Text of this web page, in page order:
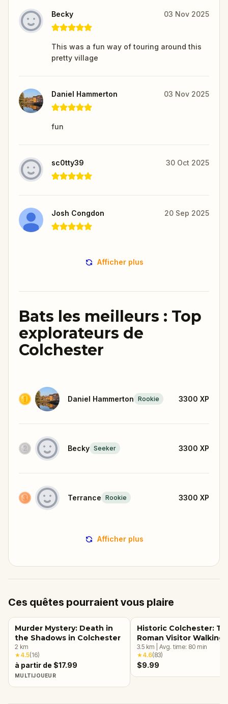
Becky 03 Nov 2025
This was a fun way of touring around this
pretty village
Daniel Hammerton 03 Nov 2025
fun
sc0tty39 30 Oct 2025
Josh Congdon 20 Sep 2025
Afficher plus
Bats les meilleurs : Top
explorateurs de
Colchester
Daniel Hammerton Rookie 3300 XP
Becky Seeker 3300 XP
Terrance Rookie 3300 XP
Afficher plus
Ces quêtes pourraient vous plaire
Murder Mystery: Death in
the Shadows in Colchester
2 km
★4.5(16)
à partir de $17.99
MULTIJOUEUR
Historic Colchester:
Roman Visitor Walking
& Escape Game
3.5 km Avg. time: 80 min
★4.6(83)
$9.99